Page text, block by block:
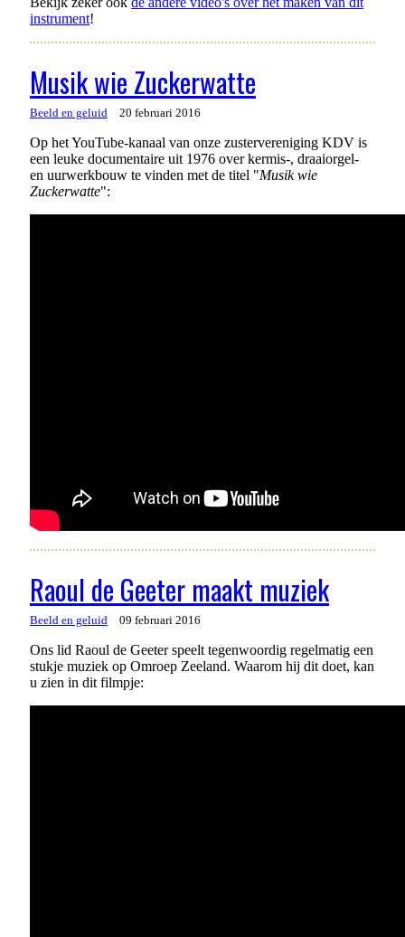
instrument!
Musik wie Zuckerwatte
Beeld en geluid 20 februari 2016
Op het YouTube-kanaal van onze zustervereniging KDV is
een leuke documentaire uit 1976 over kermis-, draaiorgel-
en uurwerkbouw te vinden met de titel "Musik wie
Zuckerwatte":
Raoul de Geeter maakt muziek
Beeld en geluid 09 februari 2016
Ons lid Raoul de Geeter speelt tegenwoordig regelmatig een
stukje muziek op Omroep Zeeland. Waarom hij dit doet, kan
u zien in dit filmpje: